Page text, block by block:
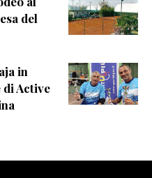
del
in
Active